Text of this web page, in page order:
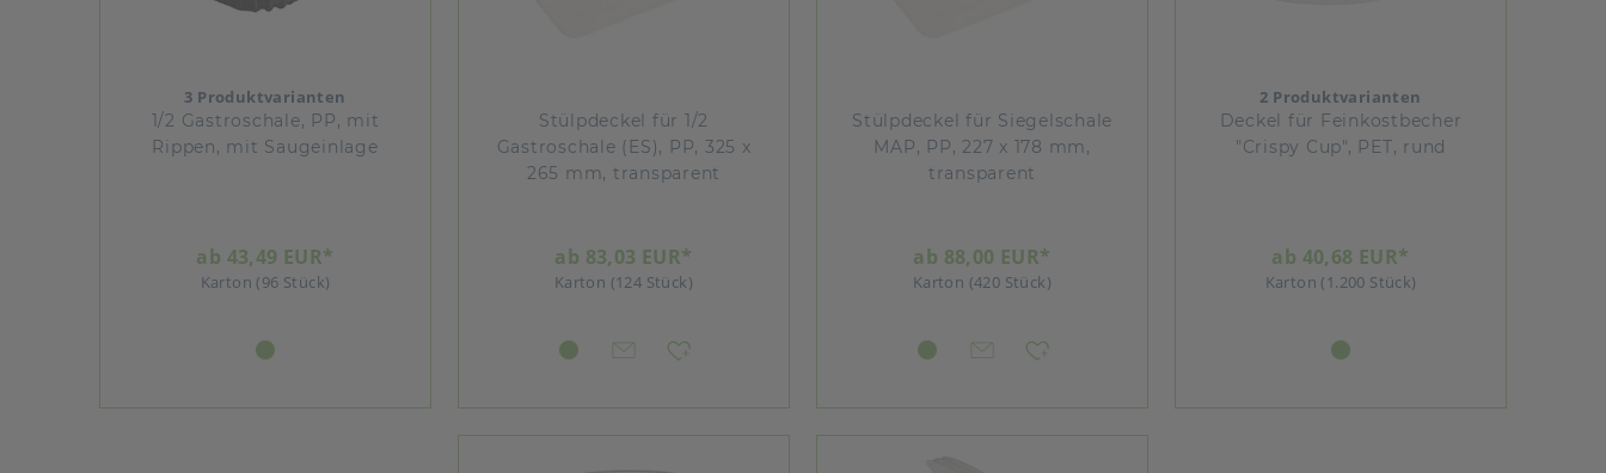
3 Produktvarianten
1/2 Gastroschale, PP, mit
Rippen, mit Saugeinlage
ab 43,49 EUR*
Karton (96 Stück)
Stülpdeckel für 1/2
Gastroschale (ES), PP, 325 x
265 mm, transparent
ab 83,03 EUR*
Karton (124 Stück)
Stülpdeckel für Siegelschale
MAP, PP, 227 x 178 mm,
transparent
ab 88,00 EUR*
Karton (420 Stück)
2 Produktvarianten
Deckel für Feinkostbecher
"Crispy Cup", PET, rund
ab 40,68 EUR*
Karton (1.200 Stück)